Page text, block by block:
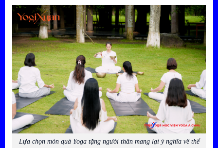
Lựa chọn món quà Yoga tặng người thân mang lại ý nghĩa về thể